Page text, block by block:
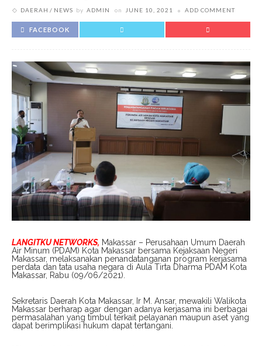
DAERAH NEWS by ADMIN on JUNE 10, 2021 ADD COMMENT
FACEBOOK
LANGITKU NETWORKS, Makassar – Perusahaan Umum Daerah
Air Minum (PDAM) Kota Makassar bersama Kejaksaan Negeri
Makassar, melaksanakan penandatanganan program kerjasama
perdata dan tata usaha negara di Aula Tirta Dharma PDAM Kota
Makassar, Rabu (09/06/2021).
Sekretaris Daerah Kota Makassar, Ir M. Ansar, mewakili Walikota
Makassar berharap agar dengan adanya kerjasama ini berbagai
permasalahan yang timbul terkait pelayanan maupun aset yang
dapat berimplikasi hukum dapat tertangani.